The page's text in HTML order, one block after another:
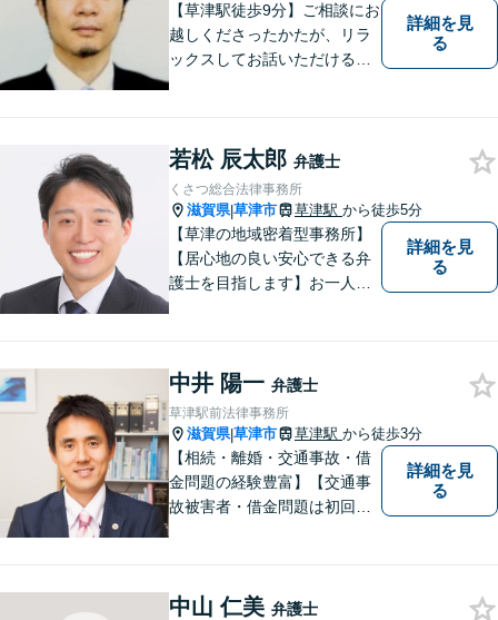
【草津駅徒歩9分】ご相談にお
越しくださったかたが、リラ
ックスしてお話いただけるよ
です。 ご相談を躊躇われてい
る方もお気軽に、ご相談にい
らしてください。
詳細を見
る
若松 辰太郎 弁護士
くさつ総合法律事務所
滋賀県|草津市 草津駅 から徒歩5分
【草津の地域密着型事務所】
【居心地の良い安心できる弁
護士を目指します】お一人お
大規模事務所にはできないき
め細やかさが魅力。お気軽に
ご相談ください！
詳細を見
る
中井 陽一 弁護士
草津駅前法律事務所
滋賀県|草津市 草津駅 から徒歩3分
【相続・離婚・交通事故・借
金問題の経験豊富】【交通事
故被害者・借金問題は初回相
詳細を見
る
中山 仁美 弁護士